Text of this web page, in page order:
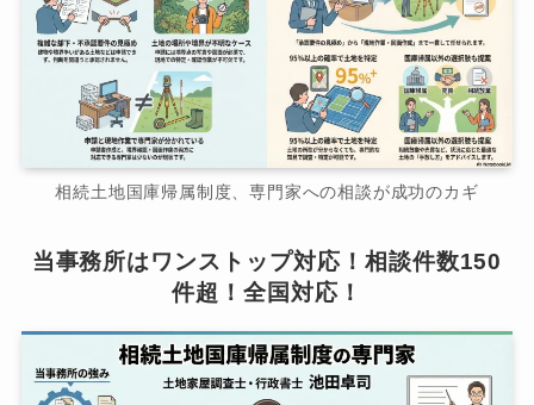
相続土地国庫帰属制度、専門家への相談が成功のカギ
当事務所はワンストップ対応！相談件数150
件超！全国対応！